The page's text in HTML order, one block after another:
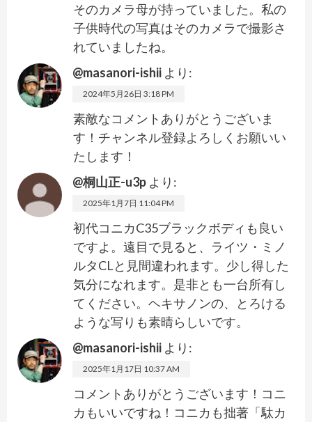
そのカメラ母が持っていました。私の
子供時代の写真はそのカメラで撮影さ
れていましたね。
@masanori-ishii より:
2024年5月26日 3:18 PM
素敵なコメントありがとうございま
す！チャンネル登録よろしくお願いい
たします！
@桐山正-u3p より:
2025年1月7日 11:04 PM
初代コニカC35ブラックボディも良い
ですよ。遠目で見ると、ライツ・ミノ
ルタCLと見間違われます。少し得した
気分になれます。是非とも一台所有し
てください。ヘキサノンの、とろける
ような写りも素晴らしいです。
@masanori-ishii より:
2025年1月17日 10:37 AM
コメントありがとうございます！コニ
カもいいですね！コニカも拙著「駄カ